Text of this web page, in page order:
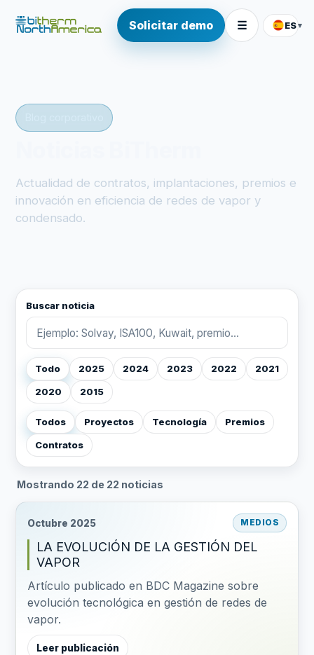
Solicitar demo ☰ ES▾
Actualidad de contratos, implantaciones, premios e
innovación en eficiencia de redes de vapor y
condensado.
Buscar noticia
Todo 2025 2024 2023 2022 2021
2020 2015
Todos Proyectos Tecnología Premios
Contratos
Mostrando 22 de 22 noticias
Octubre 2025 MEDIOS
LA EVOLUCIÓN DE LA GESTIÓN DEL
VAPOR
Artículo publicado en BDC Magazine sobre
evolución tecnológica en gestión de redes de
vapor.
Leer publicación